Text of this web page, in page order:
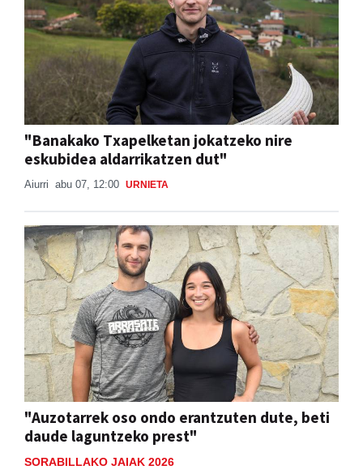
"Banakako Txapelketan jokatzeko nire
eskubidea aldarrikatzen dut"
Aiurri abu 07, 12:00 URNIETA
"Auzotarrek oso ondo erantzuten dute, beti
daude laguntzeko prest"
SORABILLAKO JAIAK 2026